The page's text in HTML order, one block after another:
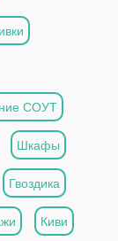
СОУТ
Шкафы
Гвоздика
Киви